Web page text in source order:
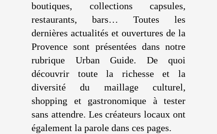
boutiques, collections capsules,
restaurants, bars… Toutes les
dernières actualités et ouvertures de la
Provence sont présentées dans notre
rubrique Urban Guide. De quoi
découvrir toute la richesse et la
diversité du maillage culturel,
shopping et gastronomique à tester
sans attendre. Les créateurs locaux ont
également la parole dans ces pages.